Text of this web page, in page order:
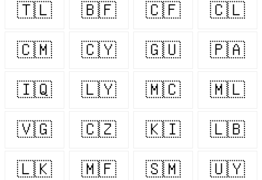
🇹🇱 🇧🇫 🇨🇫 🇨🇱
🇨🇲 🇨🇾 🇬🇺 🇵🇦
🇮🇶 🇱🇾 🇲🇨 🇲🇱
🇻🇬 🇨🇿 🇰🇮 🇱🇧
🇱🇰 🇲🇫 🇸🇲 🇺🇾